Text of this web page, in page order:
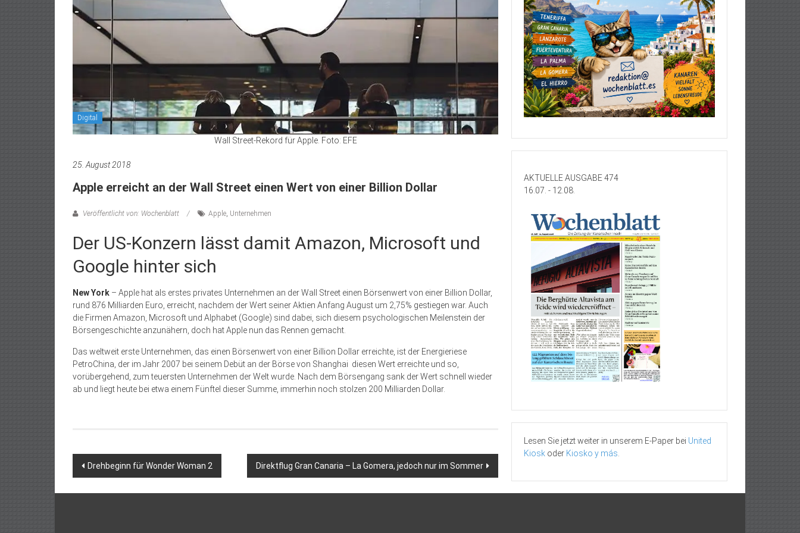
Digital
Wall Street-Rekord für Apple. Foto: EFE
25. August 2018
Apple erreicht an der Wall Street einen Wert von einer Billion Dollar
Veröffentlicht von: Wochenblatt Apple, Unternehmen
Der US-Konzern lässt damit Amazon, Microsoft und
Google hinter sich
New York – Apple hat als erstes privates Unternehmen an der Wall Street einen Börsenwert von einer Billion Dollar,
rund 876 Milliarden Euro, erreicht, nachdem der Wert seiner Aktien Anfang August um 2,75% gestiegen war. Auch
die Firmen Amazon, Microsoft und Alphabet (Google) sind dabei, sich diesem psychologischen Meilenstein der
Börsengeschichte anzunähern, doch hat Apple nun das Rennen gemacht.
Das weltweit erste Unternehmen, das einen Börsenwert von einer Billion Dollar erreichte, ist der Energieriese
PetroChina, der im Jahr 2007 bei seinem Debüt an der Börse von Shanghai diesen Wert erreichte und so,
vorübergehend, zum teuersten Unternehmen der Welt wurde. Nach dem Börsengang sank der Wert schnell wieder
ab und liegt heute bei etwa einem Fünftel dieser Summe, immerhin noch stolzen 200 Milliarden Dollar.
Beitragsnavigation
Drehbeginn für Wonder Woman 2 Direktflug Gran Canaria – La Gomera, jedoch nur im Sommer
AKTUELLE AUSGABE 474
16.07. - 12.08.
Lesen Sie jetzt weiter in unserem E-Paper bei United
Kiosk oder Kiosko y más